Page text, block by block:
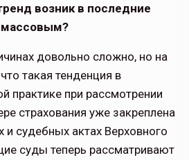
возник в по­следние
массовым?
довольно сложно, но на
такая тенденция в
практике при рассмотрении
страхования уже закреплена
и судебных актах Верховного
суды теперь рассматривают